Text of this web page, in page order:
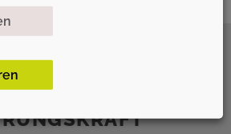
COACHING &
FÜR MEHR